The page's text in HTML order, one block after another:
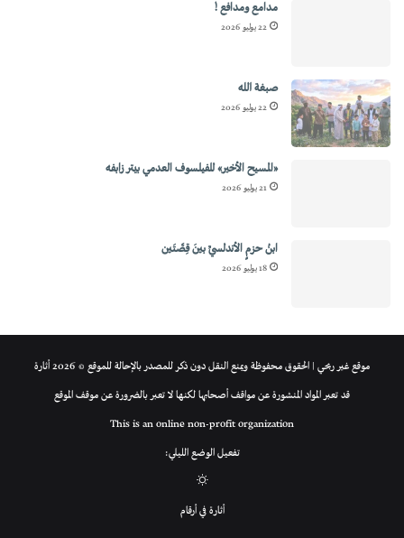
مدامع ومدافع !
22 يوليو 2026
صبغة الله
22 يوليو 2026
«المسيح الأخير» للفيلسوف العدمي بيتر زابفه
21 يوليو 2026
ابنُ حزمٍ الأندلسيِّ بينَ قِصَّتَين
18 يوليو 2026
موقع غير ربحي | الحقوق محفوظة ويمنع النقل دون ذكر للمصدر بالإحالة للموقع © 2026 أثارة
قد تعبر المواد المنشورة عن مواقف أصحابها لكنها لا تعبر بالضرورة عن موقف الموقع
This is an online non-profit organization
تفعيل الوضع الليلي:
المظلم
أثارة في أرقام